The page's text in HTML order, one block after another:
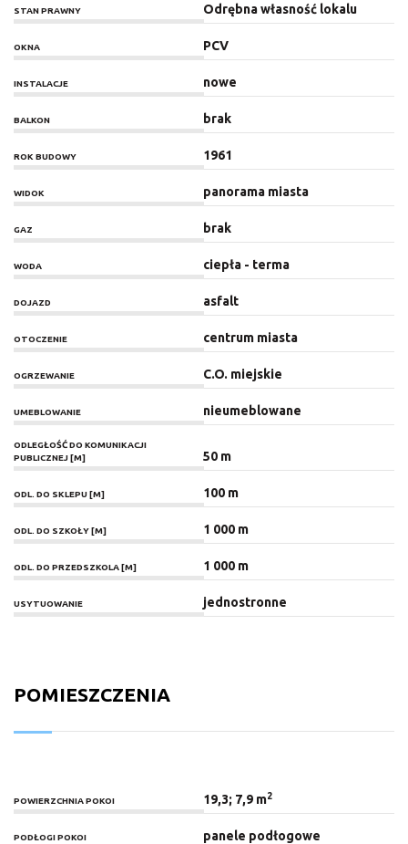
STAN PRAWNY Odrębna własność lokalu
OKNA PCV
INSTALACJE nowe
BALKON brak
ROK BUDOWY 1961
WIDOK panorama miasta
GAZ brak
WODA ciepła - terma
DOJAZD asfalt
OTOCZENIE centrum miasta
OGRZEWANIE C.O. miejskie
UMEBLOWANIE nieumeblowane
ODLEGŁOŚĆ DO KOMUNIKACJI
PUBLICZNEJ [M]
50 m
ODL. DO SKLEPU [M] 100 m
ODL. DO SZKOŁY [M] 1 000 m
ODL. DO PRZEDSZKOLA [M] 1 000 m
USYTUOWANIE jednostronne
POMIESZCZENIA
POWIERZCHNIA POKOI 19,3; 7,9 m2
PODŁOGI POKOI panele podłogowe